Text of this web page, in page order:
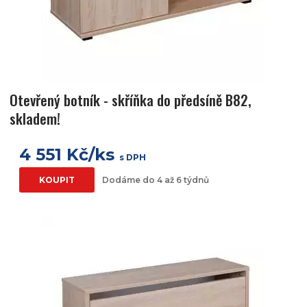
Otevřený botník - skříňka do předsíně B82,
skladem!
4 551 Kč/ks s DPH
KOUPIT Dodáme do 4 až 6 týdnů